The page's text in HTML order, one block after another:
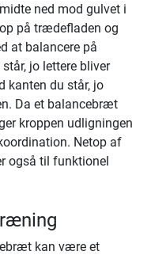
ned mod gulvet i
på trædefladen og
at balancere på
jo lettere bliver
kanten du står, jo
Da et balancebræt
kroppen udligningen
Netop af
også til funktionel
kan være et